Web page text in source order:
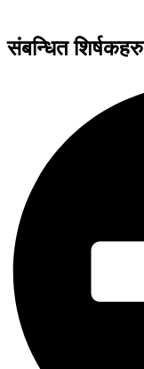
संबन्धित शिर्षकहरु